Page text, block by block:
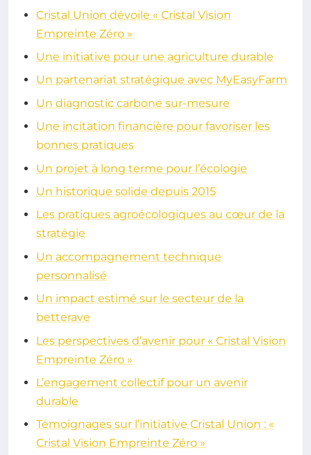
Cristal Union dévoile « Cristal Vision
Empreinte Zéro »
Une initiative pour une agriculture durable
Un partenariat stratégique avec MyEasyFarm
Un diagnostic carbone sur-mesure
Une incitation financière pour favoriser les
bonnes pratiques
Un projet à long terme pour l’écologie
Un historique solide depuis 2015
Les pratiques agroécologiques au cœur de la
stratégie
Un accompagnement technique
personnalisé
Un impact estimé sur le secteur de la
betterave
Les perspectives d’avenir pour « Cristal Vision
Empreinte Zéro »
L’engagement collectif pour un avenir
durable
Témoignages sur l’initiative Cristal Union : «
Cristal Vision Empreinte Zéro »